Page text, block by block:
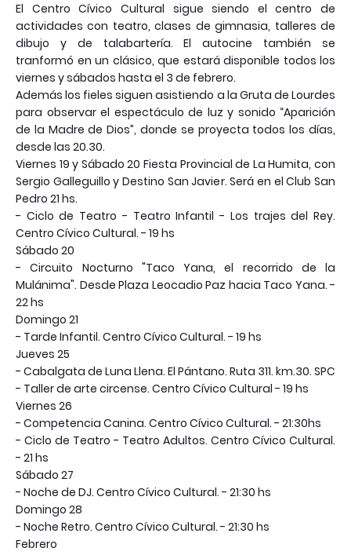
El Centro Cívico Cultural sigue siendo el centro de
actividades con teatro, clases de gimnasia, talleres de
dibujo y de talabartería. El autocine también se
tranformó en un clásico, que estará disponible todos los
viernes y sábados hasta el 3 de febrero.
Además los fieles siguen asistiendo a la Gruta de Lourdes
para observar el espectáculo de luz y sonido “Aparición
de la Madre de Dios”, donde se proyecta todos los días,
desde las 20.30.
Viernes 19 y Sábado 20 Fiesta Provincial de La Humita, con
Sergio Galleguillo y Destino San Javier. Será en el Club San
Pedro 21 hs.
- Ciclo de Teatro - Teatro Infantil - Los trajes del Rey.
Centro Cívico Cultural. - 19 hs
Sábado 20
- Circuito Nocturno "Taco Yana, el recorrido de la
Mulánima". Desde Plaza Leocadio Paz hacia Taco Yana. -
22 hs
Domingo 21
- Tarde Infantil. Centro Cívico Cultural. - 19 hs
Jueves 25
- Cabalgata de Luna Llena. El Pántano. Ruta 311. km.30. SPC
- Taller de arte circense. Centro Cívico Cultural - 19 hs
Viernes 26
- Competencia Canina. Centro Cívico Cultural. - 21:30hs
- Ciclo de Teatro - Teatro Adultos. Centro Cívico Cultural.
- 21 hs
Sábado 27
- Noche de DJ. Centro Cívico Cultural. - 21:30 hs
Domingo 28
- Noche Retro. Centro Cívico Cultural. - 21:30 hs
Febrero